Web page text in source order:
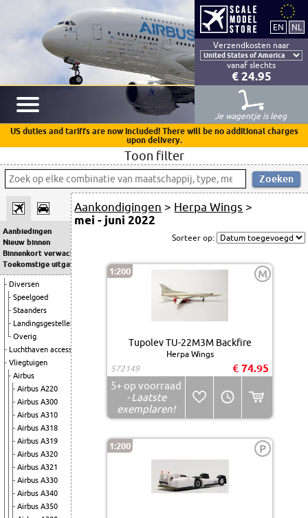
Verzendkosten naar
vanaf slechts
€ 24.95
Je wagentje is leeg
US duties and tariffs are now included! There will be no additional charges
upon delivery.
Toon filter
Aanbiedingen
Nieuw binnen
Binnenkort verwacht
Toekomstige uitgaven
Diversen
Speelgoed
Staanders
Landingsgestellen
Overig
Luchthaven accessoires
Vliegtuigen
Airbus
Airbus A220
Airbus A300
Airbus A310
Airbus A318
Airbus A319
Airbus A320
Airbus A321
Airbus A330
Airbus A340
Airbus A350
Aankondigingen > Herpa Wings >
mei - juni 2022
Sorteer op:
1:200 M
Tupolev TU-22M3M Backfire
Herpa Wings
572149
€ 74.95
5+ op voorraad
- Laatste
exemplaren!
1:200 P